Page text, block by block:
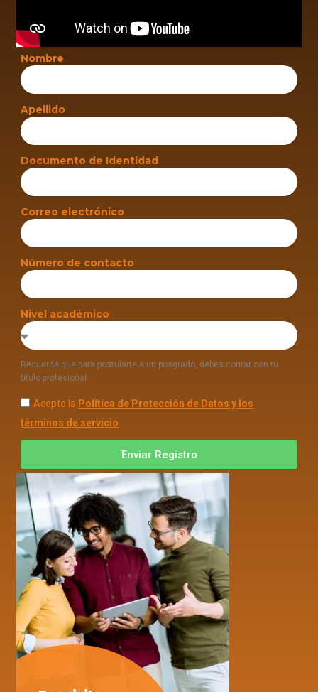
Nombre
Apellido
Documento de Identidad
Correo electrónico
Número de contacto
Nivel académico
Recuerda que para postularte a un posgrado, debes contar con tu
título profesional
Acepto la Política de Protección de Datos y los
términos de servicio
Enviar Registro